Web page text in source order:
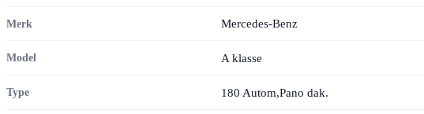
Merk Mercedes-Benz
Model A klasse
Type 180 Autom,Pano dak.